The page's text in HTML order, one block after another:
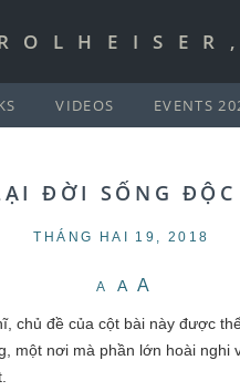
VIDEOS EVENTS
ĐỜI SỐNG ĐỘC
THÁNG HAI 19, 2018
A A A
chủ đề của cột bài này được
một nơi mà phần lớn hoài